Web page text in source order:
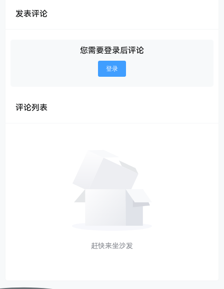
发表评论
您需要登录后评论
登录
评论列表
赶快来坐沙发